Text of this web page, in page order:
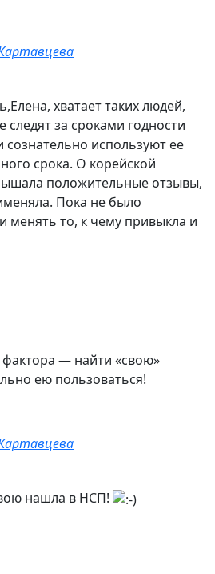
хватает таких людей,
следят за сроками годности
сознательно используют ее
срока. О корейской
положительные отзывы,
Пока не было
менять то, к чему привыкла и
— найти «свою»
ею пользоваться!
нашла в НСП!